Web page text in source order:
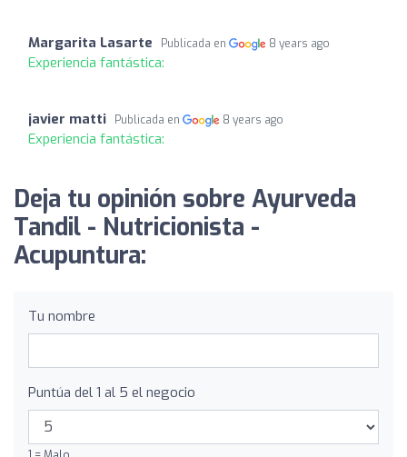
Margarita Lasarte Publicada en 8 years ago
Experiencia fantástica:
javier matti Publicada en 8 years ago
Experiencia fantástica:
Deja tu opinión sobre Ayurveda
Tandil - Nutricionista -
Acupuntura:
Tu nombre
Puntúa del 1 al 5 el negocio